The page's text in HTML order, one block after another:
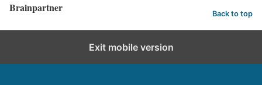
Brainpartner Back to top
Exit mobile version